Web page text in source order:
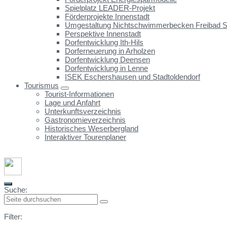
Spielplatz LEADER-Projekt
Förderprojekte Innenstadt
Umgestaltung Nichtschwimmerbecken Freibad
Perspektive Innenstadt
Dorfentwicklung Ith-Hils
Dorferneuerung in Arholzen
Dorfentwicklung Deensen
Dorfentwicklung in Lenne
ISEK Eschershausen und Stadtoldendorf
Tourismus
Tourist-Informationen
Lage und Anfahrt
Unterkunftsverzeichnis
Gastronomieverzeichnis
Historisches Weserbergland
Interaktiver Tourenplaner
Suche:
Filter: